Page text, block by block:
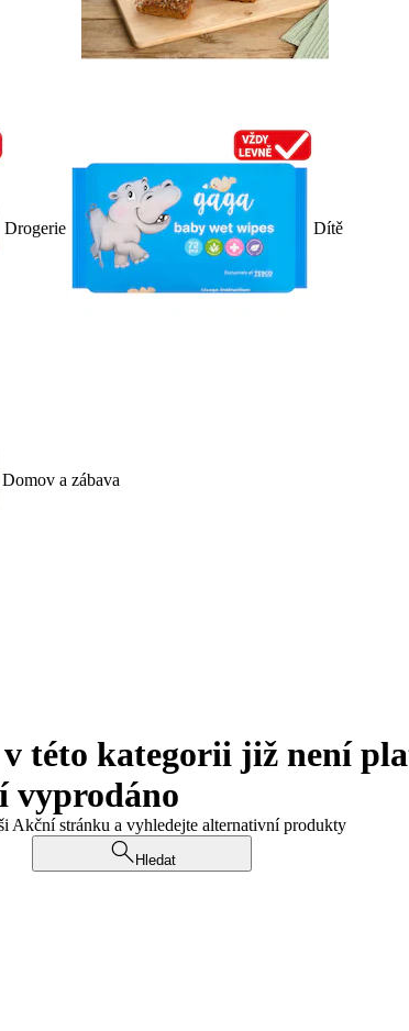
Drogerie Dítě
Domov a zábava
této kategorii již není
vyprodáno
Akční stránku a vyhledejte alternativní produkty
Hledat